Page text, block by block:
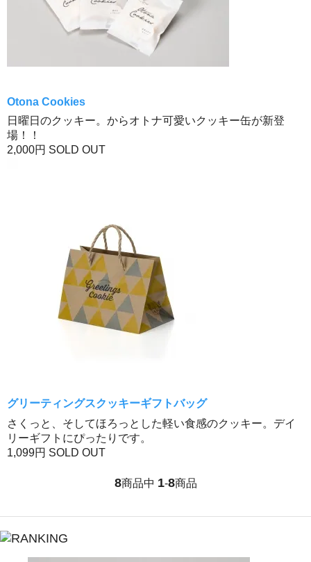
Otona Cookies
日曜日のクッキー。からオトナ可愛いクッキー缶が新登
場！！
2,000円 SOLD OUT
グリーティングスクッキーギフトバッグ
さくっと、そしてほろっとした軽い食感のクッキー。デイ
リーギフトにぴったりです。
1,099円 SOLD OUT
8商品中 1-8商品